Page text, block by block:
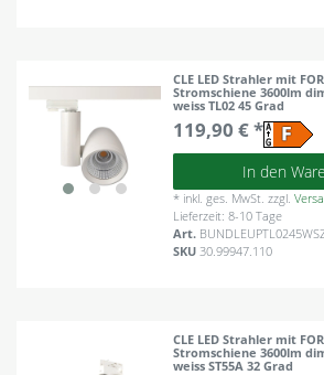
CLE LED Strahler mit
Stromschiene 3600lm
weiss TL02 45 Grad
119,90 € *
In den
* inkl. ges. MwSt. zzgl.
Lieferzeit: 8-10 Tage
Art.
SKU 30.99947.110
CLE LED Strahler mit
Stromschiene 3600lm
weiss ST55A 32 Grad